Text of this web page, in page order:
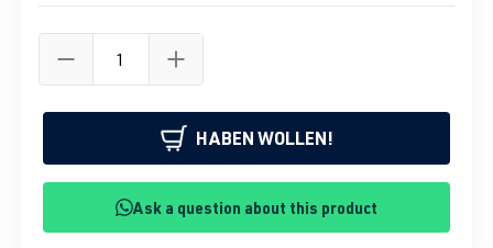
HABEN WOLLEN!
Ask a question about this product